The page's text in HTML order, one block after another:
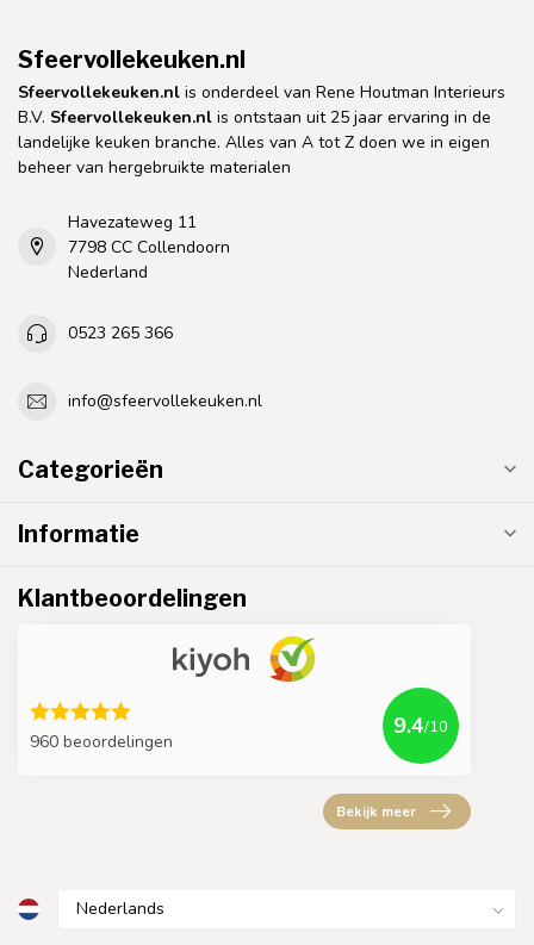
Sfeervollekeuken.nl
Sfeervollekeuken.nl is onderdeel van Rene Houtman Interieurs
B.V. Sfeervollekeuken.nl is ontstaan uit 25 jaar ervaring in de
landelijke keuken branche. Alles van A tot Z doen we in eigen
beheer van hergebruikte materialen
Havezateweg 11
7798 CC Collendoorn
Nederland
0523 265 366
info@sfeervollekeuken.nl
Categorieën
Informatie
Klantbeoordelingen
960 beoordelingen
9.4/10
Bekijk meer